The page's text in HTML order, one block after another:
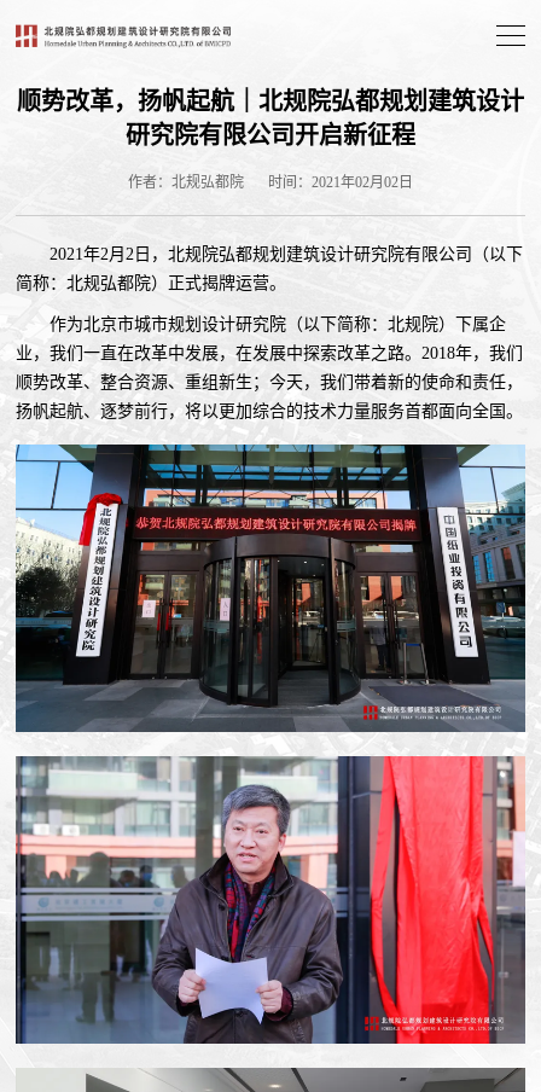
顺势改革，扬帆起航｜北规院弘都规划建筑设计
研究院有限公司开启新征程
作者：北规弘都院 时间：2021年02月02日
2021年2月2日，北规院弘都规划建筑设计研究院有限公司（以下
简称：北规弘都院）正式揭牌运营。
作为北京市城市规划设计研究院（以下简称：北规院）下属企
业，我们一直在改革中发展，在发展中探索改革之路。2018年，我们
顺势改革、整合资源、重组新生；今天，我们带着新的使命和责任，
扬帆起航、逐梦前行，将以更加综合的技术力量服务首都面向全国。